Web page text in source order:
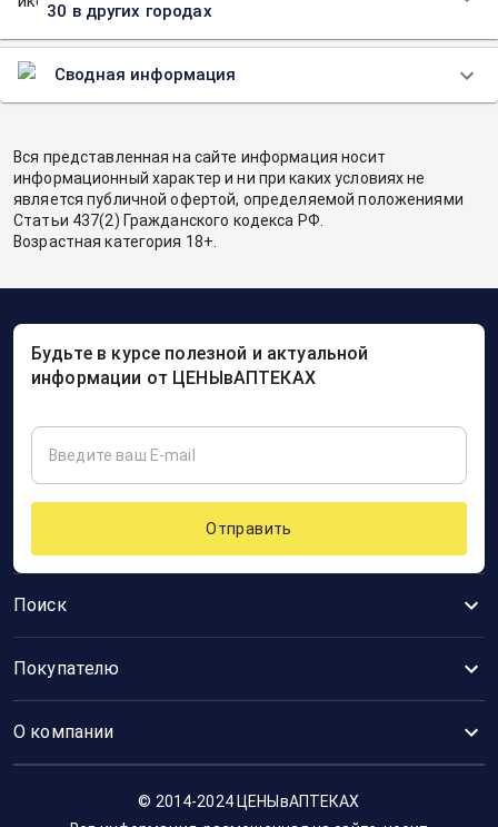
30 в других городах
Сводная информация
Вся представленная на сайте информация носит
информационный характер и ни при каких условиях не
является публичной офертой, определяемой положениями
Статьи 437(2) Гражданского кодекса РФ.
Возрастная категория 18+.
Поиск
Покупателю
О компании
Будьте в курсе полезной и актуальной
информации от ЦЕНЫвАПТЕКАХ
Отправить
© 2014-2024 ЦЕНЫвАПТЕКАХ